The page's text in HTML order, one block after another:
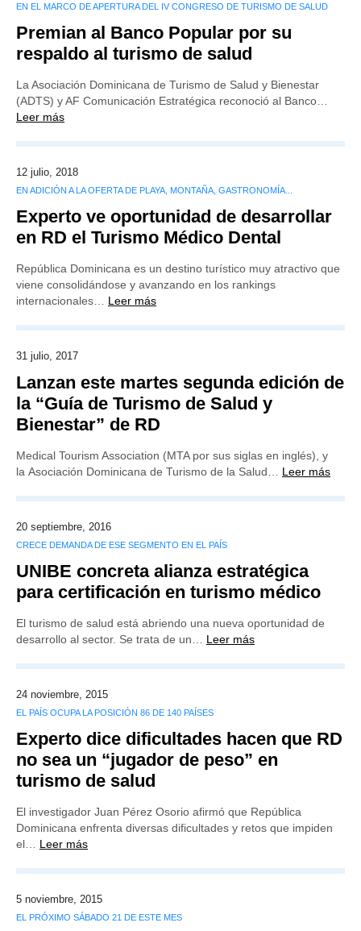
EN EL MARCO DE APERTURA DEL IV CONGRESO DE TURISMO DE SALUD
Premian al Banco Popular por su
respaldo al turismo de salud
La Asociación Dominicana de Turismo de Salud y Bienestar
(ADTS) y AF Comunicación Estratégica reconoció al Banco…
Leer más
12 julio, 2018
EN ADICIÓN A LA OFERTA DE PLAYA, MONTAÑA, GASTRONOMÍA...
Experto ve oportunidad de desarrollar
en RD el Turismo Médico Dental
República Dominicana es un destino turístico muy atractivo que
viene consolidándose y avanzando en los rankings
internacionales… Leer más
31 julio, 2017
Lanzan este martes segunda edición de
la “Guía de Turismo de Salud y
Bienestar” de RD
Medical Tourism Association (MTA por sus siglas en inglés), y
la Asociación Dominicana de Turismo de la Salud… Leer más
20 septiembre, 2016
CRECE DEMANDA DE ESE SEGMENTO EN EL PAÍS
UNIBE concreta alianza estratégica
para certificación en turismo médico
El turismo de salud está abriendo una nueva oportunidad de
desarrollo al sector. Se trata de un… Leer más
24 noviembre, 2015
EL PAÍS OCUPA LA POSICIÓN 86 DE 140 PAÍSES
Experto dice dificultades hacen que RD
no sea un “jugador de peso” en
turismo de salud
El investigador Juan Pérez Osorio afirmó que República
Dominicana enfrenta diversas dificultades y retos que impiden
el… Leer más
5 noviembre, 2015
EL PRÓXIMO SÁBADO 21 DE ESTE MES